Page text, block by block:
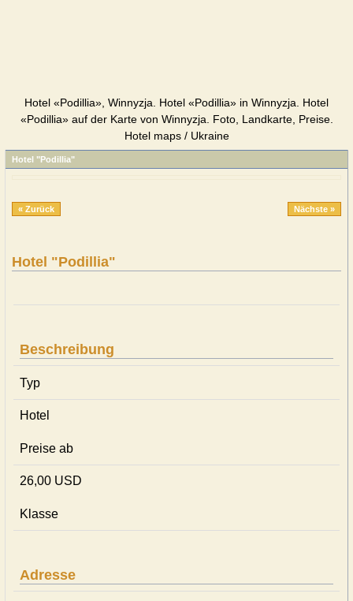
Hotel «Podillia», Winnyzja. Hotel «Podillia» in Winnyzja. Hotel
«Podillia» auf der Karte von Winnyzja. Foto, Landkarte, Preise.
Hotel maps / Ukraine
Hotel "Podillia"
« Zurück Nächste »
Hotel "Podillia"
Beschreibung
Typ
Hotel
Preise ab
26,00 USD
Klasse
Adresse